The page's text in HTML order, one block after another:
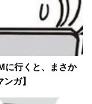
に行くと、まさか
ガ】